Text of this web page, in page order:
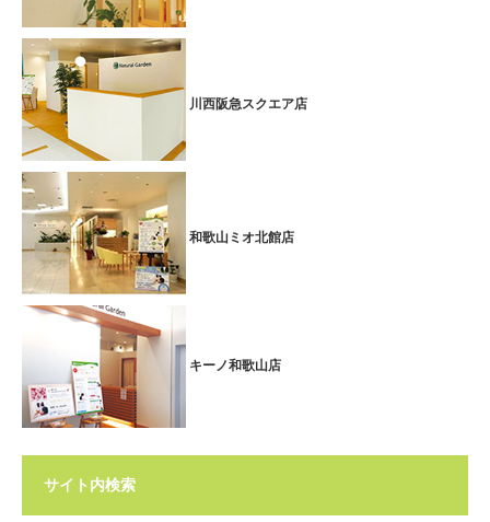
ふくらはぎ～足裏のツボを刺激するフットケアと、
お疲れの箇所を揉みほぐすボディケアの組み合わせ♪
今だけの大変お得なコースになっております。 是非この機会にお越
しください。
ボディケアが特別価格に！カラダスッキリ！夏フェア
■期間：2025.6.6(金)～2025.6.30(月)
和歌山ミオ北館店では、夏のプレセールとして、6月6日(金) ～ 6月30
日(月)の期間、
全身ボディケア70分6,300円（税込6,930円）
全身ボディケアで、日頃のお疲れの箇所をしっかり＆ゆっくりもみほ
ぐしませんか？
期間限定のお得なコースとなりますので、是非この機会に！
父の日にオススメ！全身ボディケアがお得に♪
全身ボディケア６０分＋目元スッキリ５分
込6,490円）を実施します♪
川西阪急スクエア店
和歌山ミオ北館店
キーノ和歌山店
サイト内検索